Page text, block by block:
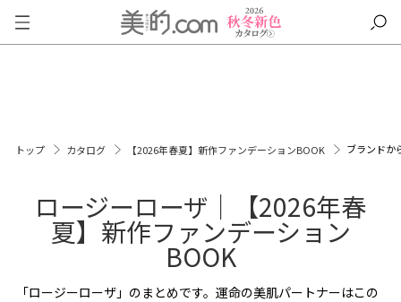
トップ カタログ 【2026年春夏】新作ファンデーションBOOK ブランドか
ロージーローザ｜【2026年春
夏】新作ファンデーション
BOOK
「ロージーローザ」のまとめです。運命の美肌パートナーはこの